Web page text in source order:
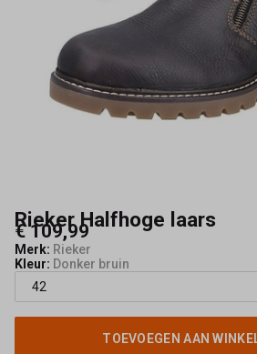
Rieker Halfhoge laars
€ 109,99
Merk: Rieker
Kleur: Donker bruin
TOEVOEGEN AAN